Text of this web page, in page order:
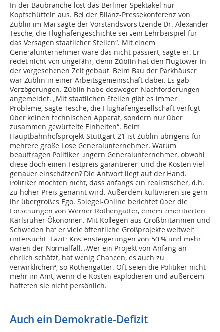
In der Baubranche löst das Berliner Spektakel nur
Kopfschütteln aus. Bei der Bilanz-Pressekonferenz von
Züblin im Mai sagte der Vorstandsvorsitzende Dr. Alexander
Tesche, die Flughafengeschichte sei „ein Lehrbeispiel für
das Versagen staatlicher Stellen“. Mit einem
Generalunternehmer wäre das nicht passiert, sagte er. Er
redet nicht von ungefähr, denn Züblin hat den Flugtower in
der vorgesehenen Zeit gebaut. Beim Bau der Parkhäuser
war Züblin in einer Arbeitsgemeinschaft dabei. Es gab
Verzögerungen. Züblin habe deswegen Nachforderungen
angemeldet. „Mit staatlichen Stellen gibt es immer
Probleme, sagte Tesche, die Flughafengesellschaft verfügt
über keinen technischen Apparat, sondern nur über
zusammen gewürfelte Einheiten“. Beim
Hauptbahnhofsprojekt Stuttgart 21 ist Züblin übrigens für
mehrere große Lose Generalunternehmer. Warum
beauftragen Politiker ungern Generalunternehmer, obwohl
diese doch einen Festpreis garantieren und die Kosten viel
genauer einschätzen? Die Antwort liegt auf der Hand.
Politiker möchten nicht, dass anfangs ein realistischer, d.h.
zu hoher Preis genannt wird. Außerdem kultivieren sie gern
ihr übergroßes Ego. Spiegel-Online berichtet über die
Forschungen von Werner Rothengatter, einem emeritierten
Karlsruher Ökonomen. Mit Kollegen aus Großbritannien und
Schweden hat er viele öffentliche Großprojekte weltweit
untersucht. Fazit: Kostensteigerungen von 50 % und mehr
waren der Normalfall. „Wer ein Projekt von Anfang an
ehrlich schätzt, hat wenig Chancen, es auch zu
verwirklichen“, so Rothengatter. Oft seien die Politiker nicht
mehr im Amt, wenn die Kosten explodieren und außerdem
hafteten sie nicht persönlich.
Auch ein Demokratie-Defizit